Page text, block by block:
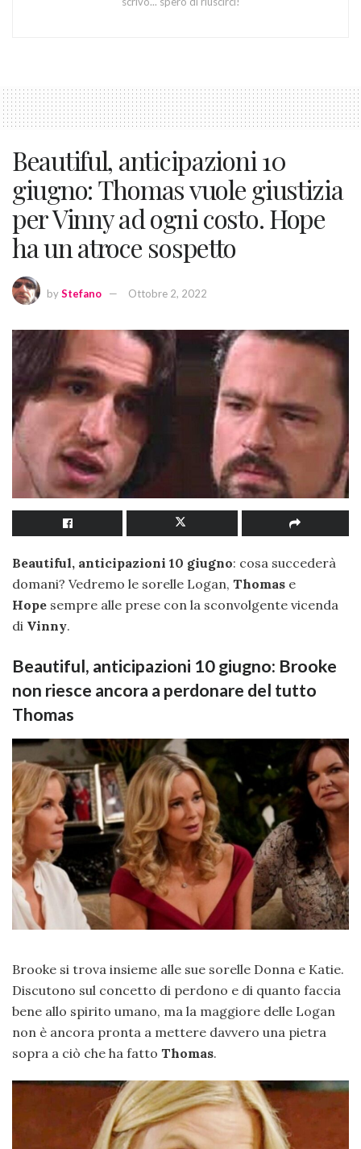
Beautiful, anticipazioni 10
giugno: Thomas vuole giustizia
per Vinny ad ogni costo. Hope
ha un atroce sospetto
byStefano Ottobre 2, 2022
Beautiful, anticipazioni 10 giugno: cosa succederà
domani? Vedremo le sorelle Logan, Thomas e
Hope sempre alle prese con la sconvolgente vicenda
di Vinny.
Beautiful, anticipazioni 10 giugno: Brooke
non riesce ancora a perdonare del tutto
Thomas
Brooke si trova insieme alle sue sorelle Donna e Katie.
Discutono sul concetto di perdono e di quanto faccia
bene allo spirito umano, ma la maggiore delle Logan
non è ancora pronta a mettere davvero una pietra
sopra a ciò che ha fatto Thomas.